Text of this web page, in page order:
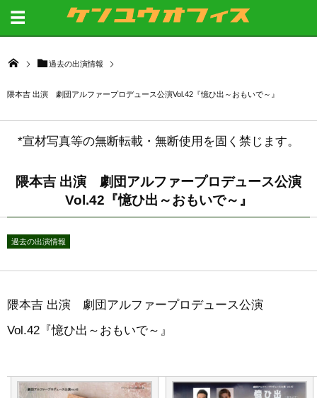
過去の出演情報
隈本吉 出演 劇団アルファープロデュース公演Vol.42『憶ひ出～おもいで～』
*宣材写真等の無断転載・無断使用を固く禁じます。
隈本吉 出演 劇団アルファープロデュース公演
Vol.42『憶ひ出～おもいで～』
過去の出演情報
隈本吉 出演 劇団アルファープロデュース公演
Vol.42『憶ひ出～おもいで～』